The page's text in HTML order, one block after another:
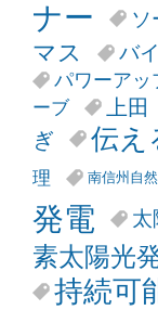
ナー
ソ
マス
バ
パワーアッ
ーブ
上田
ぎ
伝え
理
南信州自
発電
太
素太陽光
持続可